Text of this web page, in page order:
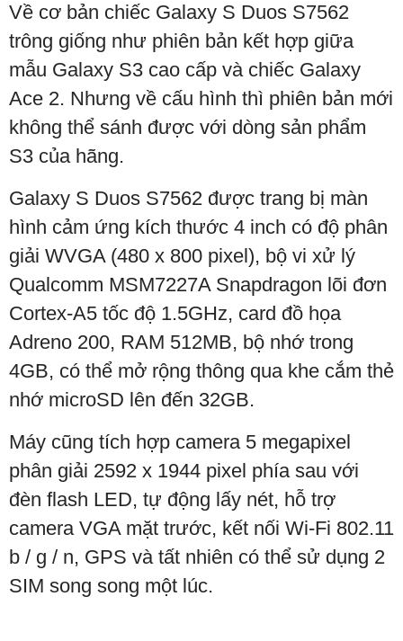
Về cơ bản chiếc Galaxy S Duos S7562
trông giống như phiên bản kết hợp giữa
mẫu Galaxy S3 cao cấp và chiếc Galaxy
Ace 2. Nhưng về cấu hình thì phiên bản mới
không thể sánh được với dòng sản phẩm
S3 của hãng.
Galaxy S Duos S7562 được trang bị màn
hình cảm ứng kích thước 4 inch có độ phân
giải WVGA(480 x 800 pixel), bộ vi xử lý
Qualcomm MSM7227A Snapdragon lõi đơn
Cortex-A5 tốc độ 1.5GHz, card đồ họa
Adreno 200, RAM 512MB, bộ nhớ trong
4GB, có thể mở rộng thông qua khe cắm thẻ
nhớ microSD lên đến 32GB.
Máy cũng tích hợp camera 5 megapixel
phân giải 2592 х 1944 pixel phía sau với
đèn flash LED, tự động lấy nét, hỗ trợ
camera VGA mặt trước, kết nối Wi-Fi 802.11
b / g / n, GPS và tất nhiên có thể sử dụng 2
SIM song song một lúc.